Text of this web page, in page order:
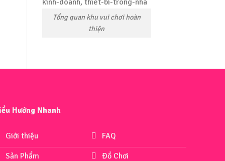
Tổng quan khu vui chơi hoàn
thiện
Hướng Nhanh
Giới thiệu
Sản Phẩm
FAQ
Đồ Chơi